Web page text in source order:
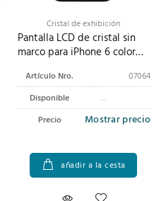
Cristal de exhibición
Pantalla LCD de cristal sin
marco para iPhone 6 color
Artículo Nro.
07064
Disponible
Precio
Mostrar precio
añadir a la cesta